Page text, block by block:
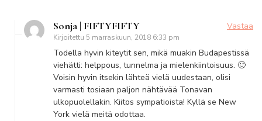
Sonja | FIFTYFIFTY
Kirjoitettu 5 marraskuun, 2018 6:33 pm
Vastaa
Todella hyvin kiteytit sen, mikä muakin Budapestissä
viehätti: helppous, tunnelma ja mielenkiintoisuus. 🙂
Voisin hyvin itsekin lähteä vielä uudestaan, olisi
varmasti tosiaan paljon nähtävää Tonavan
ulkopuolellakin. Kiitos sympatioista! Kyllä se New
York vielä meitä odottaa.